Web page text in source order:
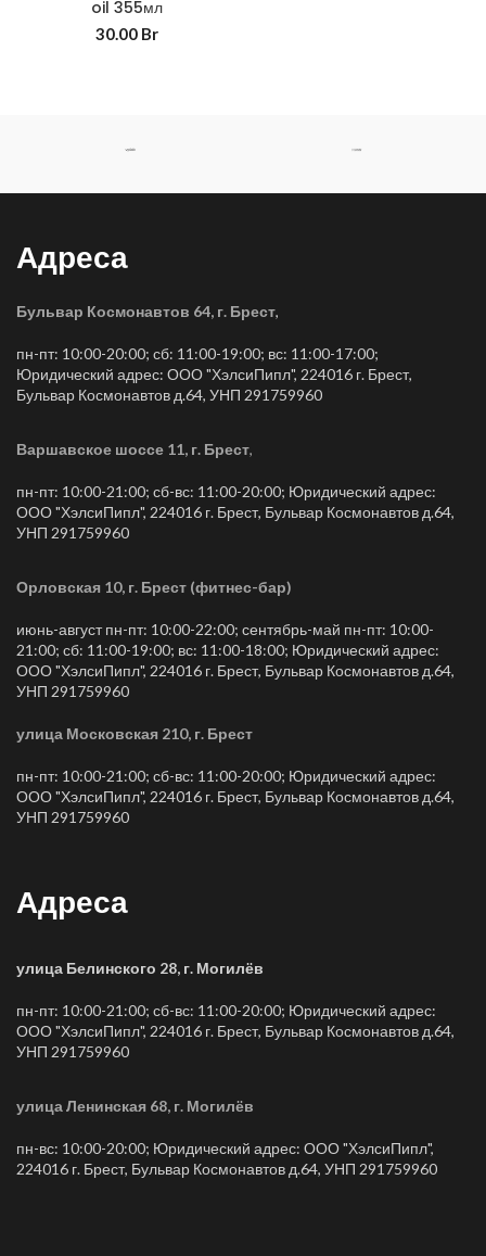
oil 355мл
30.00 Br
Адреса
Бульвар Космонавтов 64, г. Брест,
пн-пт: 10:00-20:00; сб: 11:00-19:00; вс: 11:00-17:00;
Юридический адрес: ООО "ХэлсиПипл", 224016 г. Брест,
Бульвар Космонавтов д.64, УНП 291759960
Варшавское шоссе 11, г. Брест,
пн-пт: 10:00-21:00; сб-вс: 11:00-20:00; Юридический адрес:
ООО "ХэлсиПипл", 224016 г. Брест, Бульвар Космонавтов д.64,
УНП 291759960
Орловская 10, г. Брест (фитнес-бар)
июнь-август пн-пт: 10:00-22:00; сентябрь-май пн-пт: 10:00-
21:00; сб: 11:00-19:00; вс: 11:00-18:00; Юридический адрес:
ООО "ХэлсиПипл", 224016 г. Брест, Бульвар Космонавтов д.64,
УНП 291759960
улица Московская 210, г. Брест
пн-пт: 10:00-21:00; сб-вс: 11:00-20:00; Юридический адрес:
ООО "ХэлсиПипл", 224016 г. Брест, Бульвар Космонавтов д.64,
УНП 291759960
Адреса
улица Белинского 28, г. Могилёв
пн-пт: 10:00-21:00; сб-вс: 11:00-20:00; Юридический адрес:
ООО "ХэлсиПипл", 224016 г. Брест, Бульвар Космонавтов д.64,
УНП 291759960
улица Ленинская 68, г. Могилёв
пн-вс: 10:00-20:00; Юридический адрес: ООО "ХэлсиПипл",
224016 г. Брест, Бульвар Космонавтов д.64, УНП 291759960